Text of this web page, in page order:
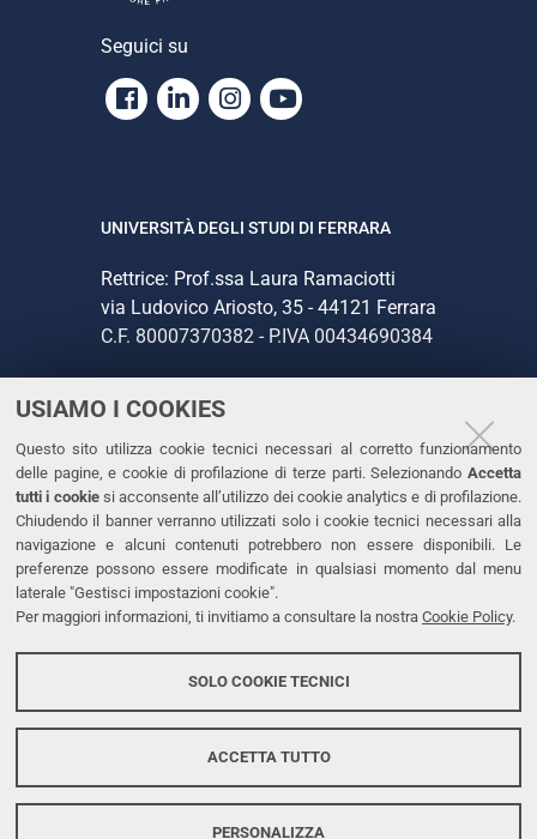
USIAMO I COOKIES
Questo sito utilizza cookie tecnici necessari al corretto funzionamento
delle pagine, e cookie di profilazione di terze parti. Selezionando Accetta
tutti i cookiesi acconsente all’utilizzo dei cookie analytics e di profilazione.
Chiudendo il banner verranno utilizzati solo i cookie tecnici necessari alla
navigazione e alcuni contenuti potrebbero non essere disponibili. Le
preferenze possono essere modificate in qualsiasi momento dal menu
laterale "Gestisci impostazioni cookie".
Per maggiori informazioni, ti invitiamo a consultare la nostra Cookie Policy.
SOLO COOKIE TECNICI
ACCETTA TUTTO
PERSONALIZZA
Seguici su
Facebook
LinkedinInstagram
Youtube
UNIVERSITÀ DEGLI STUDI DI FERRARA
Rettrice: Prof.ssa Laura Ramaciotti
via Ludovico Ariosto, 35 - 44121 Ferrara
C.F. 80007370382 - P.IVA 00434690384
CONTATTI
Tel. +39 0532 293111
Fax. +39 0532 293031
PEC
LINKS
Dichiarazione di accessibilità
Protezione dati personali